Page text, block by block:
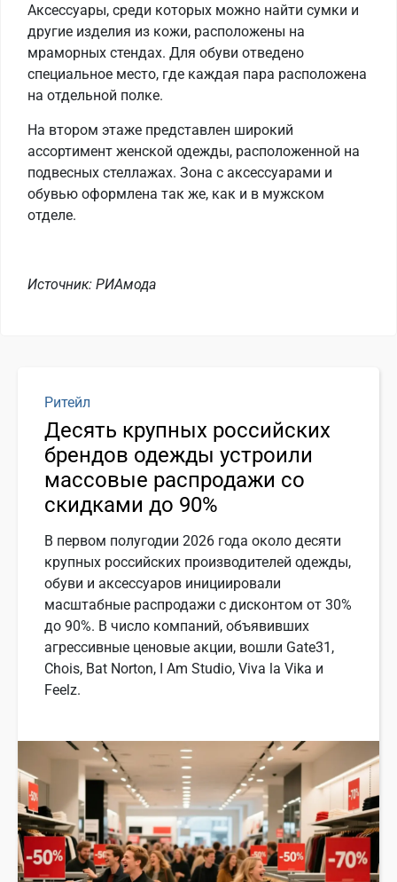
Аксессуары, среди которых можно найти сумки и
другие изделия из кожи, расположены на
мраморных стендах. Для обуви отведено
специальное место, где каждая пара расположена
на отдельной полке.
На втором этаже представлен широкий
ассортимент женской одежды, расположенной на
подвесных стеллажах. Зона с аксессуарами и
обувью оформлена так же, как и в мужском
отделе.
Источник: РИАмода
Ритейл
Десять крупных российских
брендов одежды устроили
массовые распродажи со
скидками до 90%
В первом полугодии 2026 года около десяти
крупных российских производителей одежды,
обуви и аксессуаров инициировали
масштабные распродажи с дисконтом от 30%
до 90%. В число компаний, объявивших
агрессивные ценовые акции, вошли Gate31,
Chois, Bat Norton, I Am Studio, Viva la Vika и
Feelz.